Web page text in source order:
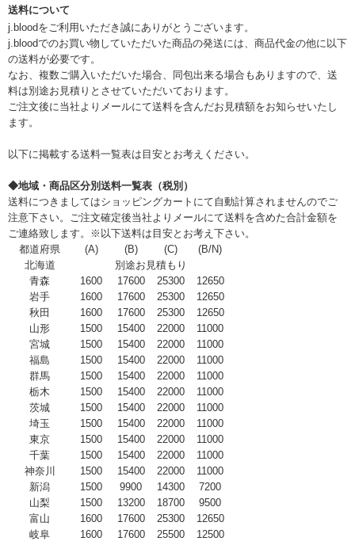
送料について
j.bloodをご利用いただき誠にありがとうございます。
j.bloodでのお買い物していただいた商品の発送には、商品代金の他に以下
の送料が必要です。
なお、複数ご購入いただいた場合、同包出来る場合もありますので、送
料は別途お見積りとさせていただいております。
ご注文後に当社よりメールにて送料を含んだお見積額をお知らせいたし
ます。
以下に掲載する送料一覧表は目安とお考えください。
◆地域・商品区分別送料一覧表（税別）
送料につきましてはショッピングカートにて自動計算されませんのでご
注意下さい。ご注文確定後当社よりメールにて送料を含めた合計金額を
ご連絡致します。※以下送料は目安とお考え下さい。
都道府県
(A) (B) (C)
(B/N)
北海道
別途お見積もり
青森
1600 17600 25300
12650
岩手
1600 17600 25300
12650
秋田
1600 17600 25300
12650
山形
1500 15400 22000
11000
宮城
1500 15400 22000
11000
福島
1500 15400 22000
11000
群馬
1500 15400 22000
11000
栃木
1500 15400 22000
11000
茨城
1500 15400 22000
11000
埼玉
1500 15400 22000
11000
東京
1500 15400 22000
11000
千葉
1500 15400 22000
11000
神奈川
1500 15400 22000
11000
新潟
1500 9900 14300
7200
山梨
1500 13200 18700
9500
富山
1600 17600 25300
12650
岐阜
1600 17600 25500
12500